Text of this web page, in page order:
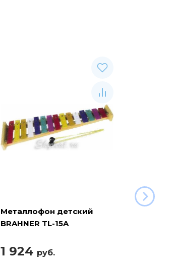
Металлофон детский
BRAHNER TL-15A
1 924 руб.